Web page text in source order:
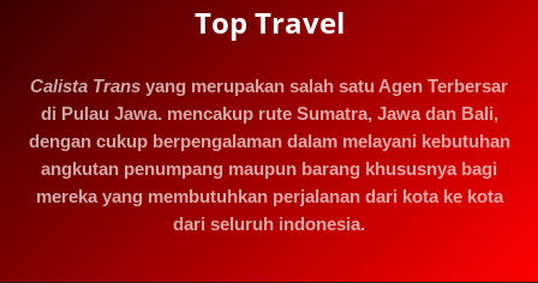
Top Travel
Calista Trans yang merupakan salah satu Agen Terbersar
di Pulau Jawa. mencakup rute Sumatra, Jawa dan Bali,
dengan cukup berpengalaman dalam melayani kebutuhan
angkutan penumpang maupun barang khususnya bagi
mereka yang membutuhkan perjalanan dari kota ke kota
dari seluruh indonesia.